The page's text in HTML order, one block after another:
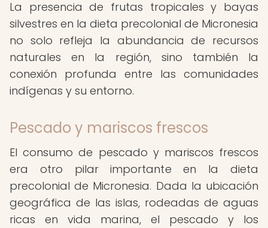
La presencia de frutas tropicales y bayas
silvestres en la dieta precolonial de Micronesia
no solo refleja la abundancia de recursos
naturales en la región, sino también la
conexión profunda entre las comunidades
indígenas y su entorno.
Pescado y mariscos frescos
El consumo de pescado y mariscos frescos
era otro pilar importante en la dieta
precolonial de Micronesia. Dada la ubicación
geográfica de las islas, rodeadas de aguas
ricas en vida marina, el pescado y los